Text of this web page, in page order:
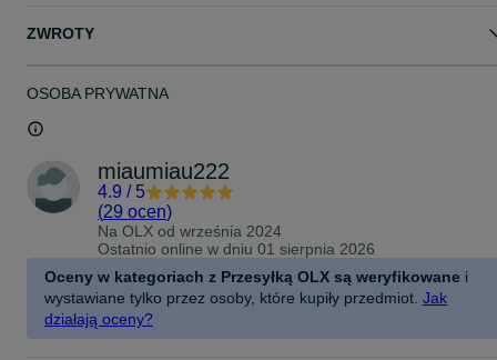
udanych zakupów :)
Dodatkowy Rabat ;) :)
ZWROTY
OSOBA PRYWATNA
miaumiau222
4.9 / 5
(29 ocen)
Na OLX od września 2024
Ostatnio online w dniu 01 sierpnia 2026
Oceny w kategoriach z Przesyłką OLX są weryfikowane i
wystawiane tylko przez osoby, które kupiły przedmiot. Jak
działają oceny?